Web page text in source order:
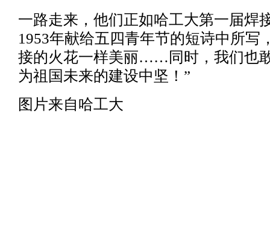
一路走来，他们正如哈工大第一届焊
1953年献给五四青年节的短诗中所写
接的火花一样美丽……同时，我们也
为祖国未来的建设中坚！”
图片来自哈工大